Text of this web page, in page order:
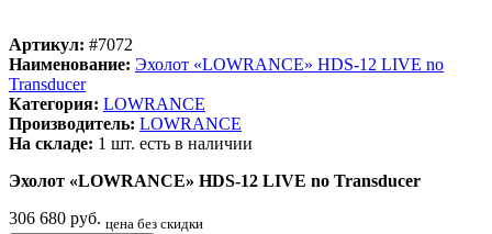
Артикул: #7072
Наименование: Эхолот «LOWRANCE» HDS-12 LIVE no
Transducer
Категория: LOWRANCE
Производитель: LOWRANCE
На складе: 1 шт. есть в наличии
Эхолот «LOWRANCE» HDS-12 LIVE no Transducer
306 680 руб. цена без скидки